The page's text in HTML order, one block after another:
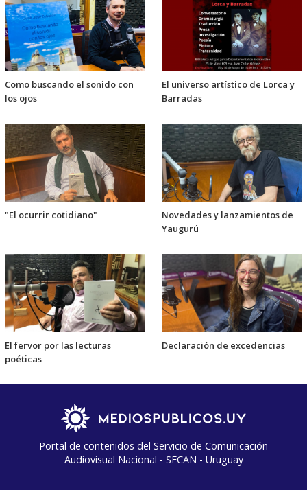
Como buscando el sonido con
los ojos
El universo artístico de Lorca y
Barradas
"El ocurrir cotidiano"
Novedades y lanzamientos de
Yaugurú
El fervor por las lecturas
poéticas
Declaración de excedencias
Portal de contenidos del Servicio de Comunicación
Audiovisual Nacional - SECAN - Uruguay